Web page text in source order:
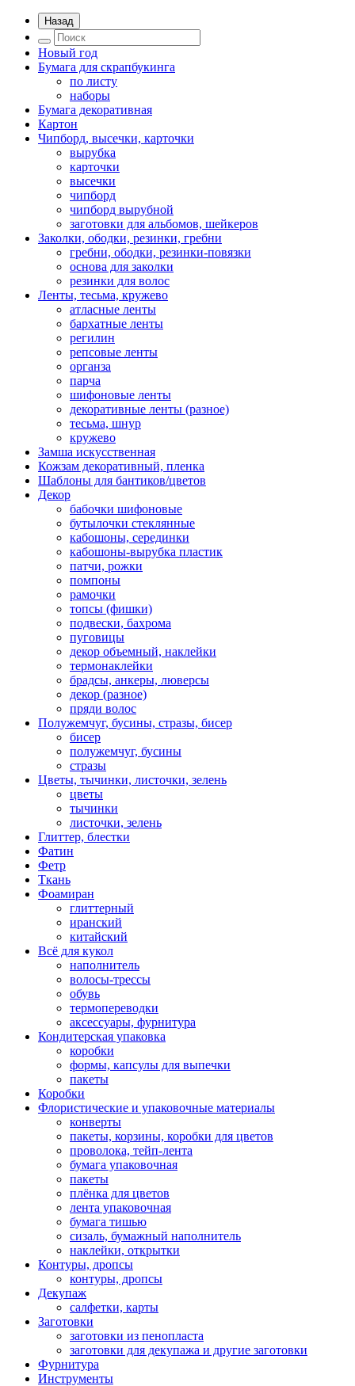
Назад
Новый год
Бумага для скрапбукинга
по листу
наборы
Бумага декоративная
Картон
Чипборд, высечки, карточки
вырубка
карточки
высечки
чипборд
чипборд вырубной
заготовки для альбомов, шейкеров
Заколки, ободки, резинки, гребни
гребни, ободки, резинки-повязки
основа для заколки
резинки для волос
Ленты, тесьма, кружево
атласные ленты
бархатные ленты
регилин
репсовые ленты
органза
парча
шифоновые ленты
декоративные ленты (разное)
тесьма, шнур
кружево
Замша искусственная
Кожзам декоративный, пленка
Шаблоны для бантиков/цветов
Декор
бабочки шифоновые
бутылочки стеклянные
кабошоны, серединки
кабошоны-вырубка пластик
патчи, рожки
помпоны
рамочки
топсы (фишки)
подвески, бахрома
пуговицы
декор объемный, наклейки
термонаклейки
брадсы, анкеры, люверсы
декор (разное)
пряди волос
Полужемчуг, бусины, стразы, бисер
бисер
полужемчуг, бусины
стразы
Цветы, тычинки, листочки, зелень
цветы
тычинки
листочки, зелень
Глиттер, блестки
Фатин
Фетр
Ткань
Фоамиран
глиттерный
иранский
китайский
Всё для кукол
наполнитель
волосы-трессы
обувь
термопереводки
аксессуары, фурнитура
Кондитерская упаковка
коробки
формы, капсулы для выпечки
пакеты
Коробки
Флористические и упаковочные материалы
конверты
пакеты, корзины, коробки для цветов
проволока, тейп-лента
бумага упаковочная
пакеты
плёнка для цветов
лента упаковочная
бумага тишью
сизаль, бумажный наполнитель
наклейки, открытки
Контуры, дропсы
контуры, дропсы
Декупаж
салфетки, карты
Заготовки
заготовки из пенопласта
заготовки для декупажа и другие заготовки
Фурнитура
Инструменты